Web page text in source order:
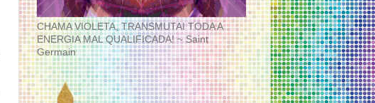
CHAMA VIOLETA, TRANSMUTAI TODA A
ENERGIA MAL QUALIFICADA! ~ Saint
Germain